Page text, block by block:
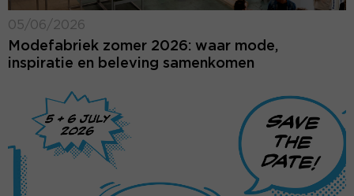
05/06/2026
Modefabriek zomer 2026: waar mode,
inspiratie en beleving samenkomen